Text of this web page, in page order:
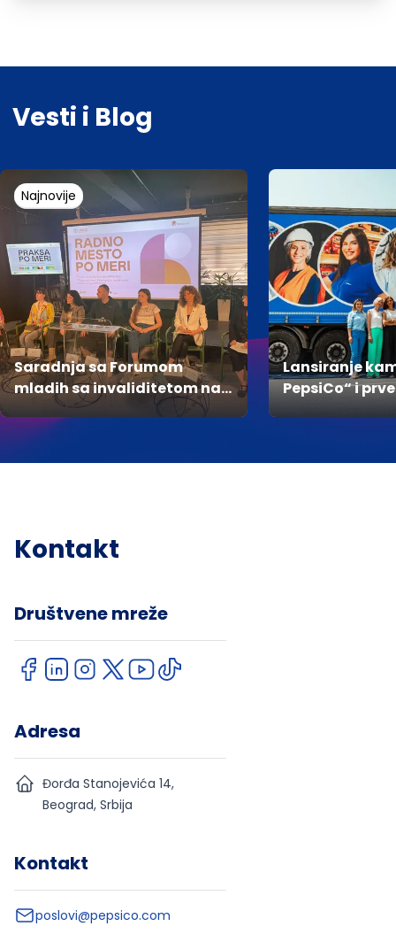
Vesti i Blog
Najnovije
Saradnja sa Forumom
mladih sa invaliditetom na
projektu "Posao po meri"
Lansiranje
PepsiCo“ i prve Grupe za
podršku
Kontakt
Društvene mreže
Adresa
Đorđa Stanojevića 14,
Beograd, Srbija
Kontakt
poslovi@pepsico.com